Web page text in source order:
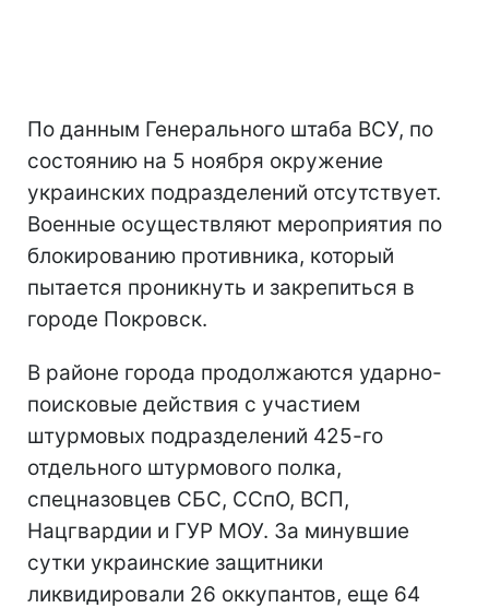
По данным Генерального штаба ВСУ, по
состоянию на 5 ноября окружение
украинских подразделений отсутствует.
Военные осуществляют мероприятия по
блокированию противника, который
пытается проникнуть и закрепиться в
городе Покровск.
В районе города продолжаются ударно-
поисковые действия с участием
штурмовых подразделений 425-го
отдельного штурмового полка,
спецназовцев СБС, ССпО, ВСП,
Нацгвардии и ГУР МОУ. За минувшие
сутки украинские защитники
ликвидировали 26 оккупантов, еще 64